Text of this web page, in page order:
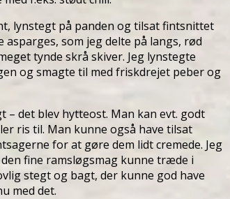
lynstegt på panden og tilsat fintsnittet
asparges, som jeg delte på langs, rød
tynde skrå skiver. Jeg lynstegte
og smagte til med friskdrejet peber og
det blev hytteost. Man kan evt. godt
ris til. Man kunne også have tilsat
for at gøre dem lidt cremede. Jeg
fine ramsløgsmag kunne træde i
stegt og bagt, der kunne god have
med det.